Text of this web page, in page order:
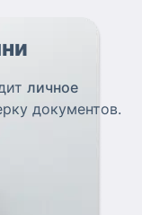
личное
документов.